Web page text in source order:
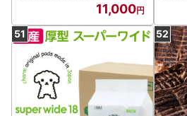
11,000